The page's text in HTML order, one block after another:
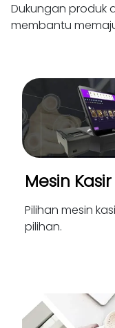
Dukungan produk
membantu
Mesin Kasir
Pilihan mesin
pilihan.